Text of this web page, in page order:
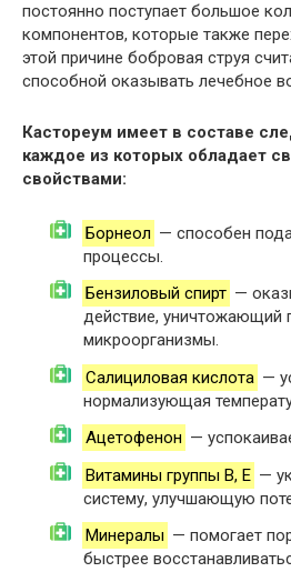
постоянно поступает большое
компонентов, которые также
этой причине бобровая струя
способной оказывать лечебное
Кастореум имеет в составе
каждое из которых обладает
свойствами:
Борнеол — способен
процессы.
Бензиловый спирт —
действие, уничтожающий
микроорганизмы.
Салициловая кислота —
нормализующая
Ацетофенон —
Витамины группы В, Е —
систему, улучшающую
Минералы — помогает
быстрее